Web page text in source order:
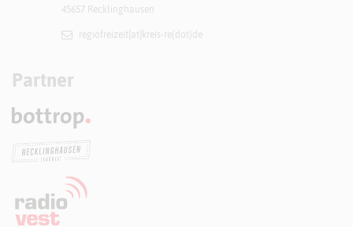
45657 Recklinghausen
regiofreizeit[at]​kreis-re(dot)de
Partner